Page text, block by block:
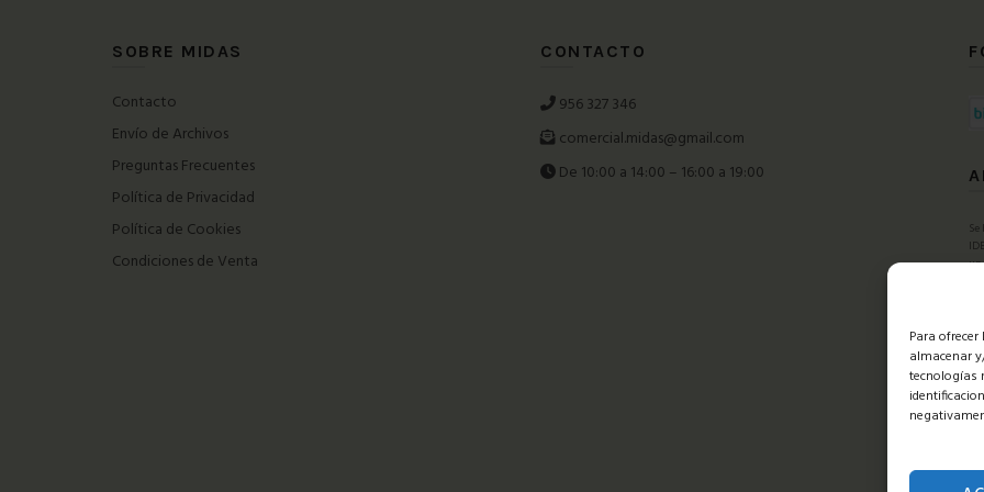
Para
almacenar
tecnologías
SOBRE MIDAS
Contacto
Envío de Archivos
Preguntas Frecuentes
Política de Privacidad
Política de Cookies
Condiciones de Venta
CONTACTO
956 327 346
comercial.midas@gmail.com
De 10:00 a 14:00 – 16:00 a 19:00
un